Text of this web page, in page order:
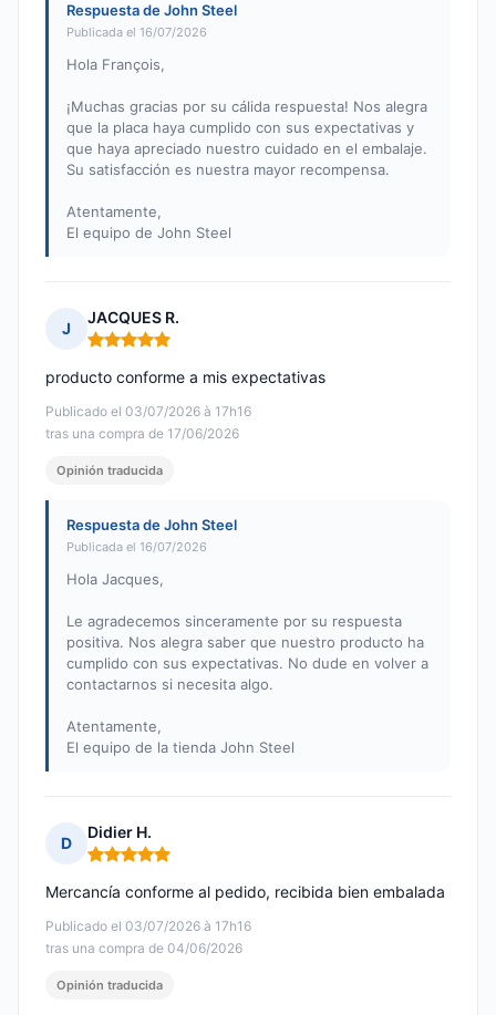
Respuesta de John Steel
Publicada el 16/07/2026
Hola François,
¡Muchas gracias por su cálida respuesta! Nos alegra
que la placa haya cumplido con sus expectativas y
que haya apreciado nuestro cuidado en el embalaje.
Su satisfacción es nuestra mayor recompensa.
Atentamente,
El equipo de John Steel
J
JACQUES R.
Nota: 5 de 5
Publicado el 03/07/2026 à 17h16
tras una compra de 17/06/2026
producto conforme a mis expectativas
Opinión traducida
Respuesta de John Steel
Publicada el 16/07/2026
Hola Jacques,
Le agradecemos sinceramente por su respuesta
positiva. Nos alegra saber que nuestro producto ha
cumplido con sus expectativas. No dude en volver a
contactarnos si necesita algo.
Atentamente,
El equipo de la tienda John Steel
D
Didier H.
Nota: 5 de 5
Publicado el 03/07/2026 à 17h16
tras una compra de 04/06/2026
Mercancía conforme al pedido, recibida bien embalada
Opinión traducida